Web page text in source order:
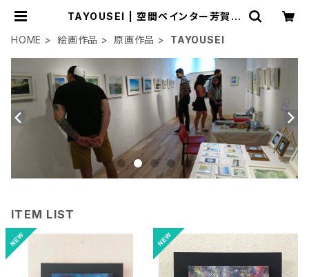
TAYOUSEI | 空間ペインター芳賀健
ップ
HOME 絵画作品 原画作品 TAYOUSEI
ITEM LIST